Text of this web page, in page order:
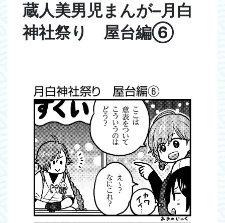
蔵人美男児まんが–月白
神社祭り 屋台編⑥